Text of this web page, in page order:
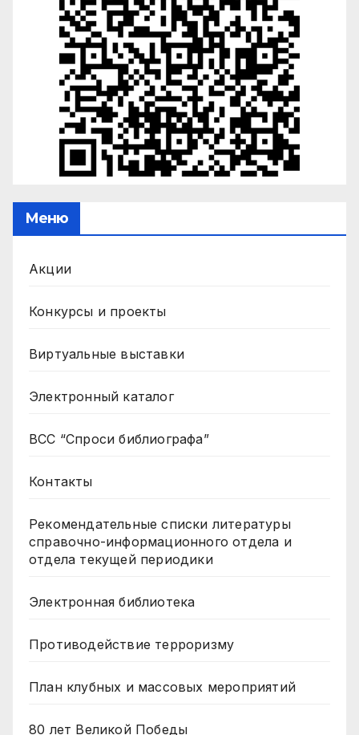
Меню
Акции
Конкурсы и проекты
Виртуальные выставки
Электронный каталог
ВСС “Спроси библиографа”
Контакты
Рекомендательные списки литературы
справочно-информационного отдела и
отдела текущей периодики
Электронная библиотека
Противодействие терроризму
План клубных и массовых мероприятий
80 лет Великой Победы